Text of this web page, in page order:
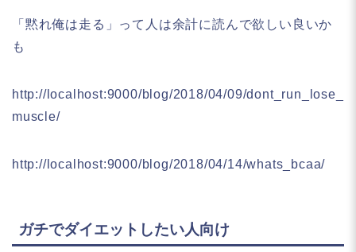
「黙れ俺は走る」って人は余計に読んで欲しい良いか
も
http://localhost:9000/blog/2018/04/09/dont_run_lose_
muscle/
http://localhost:9000/blog/2018/04/14/whats_bcaa/
ガチでダイエットしたい人向け